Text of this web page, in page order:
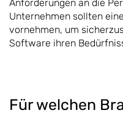
Anforderungen an die
Unternehmen sollten
vornehmen, um
Software ihren
Für welchen